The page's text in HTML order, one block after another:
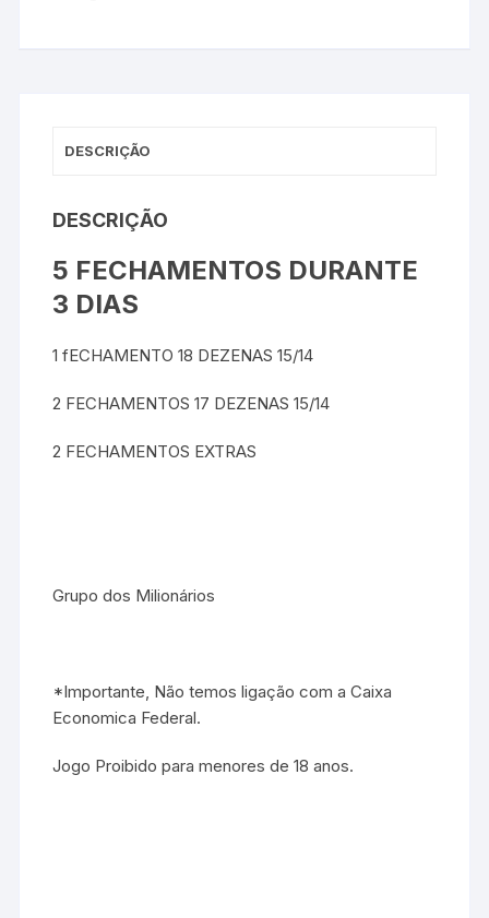
DESCRIÇÃO
DESCRIÇÃO
5 FECHAMENTOS DURANTE
3 DIAS
1 fECHAMENTO 18 DEZENAS 15/14
2 FECHAMENTOS 17 DEZENAS 15/14
2 FECHAMENTOS EXTRAS
Grupo dos Milionários
*Importante, Não temos ligação com a Caixa
Economica Federal.
Jogo Proibido para menores de 18 anos.